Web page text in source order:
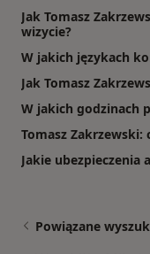
Jak Tomasz
wizycie?
W jakich językach
Jak Tomasz
W jakich godzinach
Tomasz Zakrzewski:
Jakie ubezpieczenia
Powiązane